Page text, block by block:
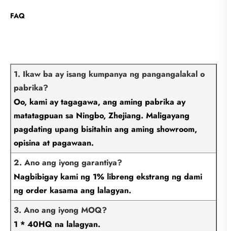
FAQ
1. Ikaw ba ay isang kumpanya ng pangangalakal o
pabrika?
Oo, kami ay tagagawa, ang aming pabrika ay
matatagpuan sa Ningbo, Zhejiang. Maligayang
pagdating upang bisitahin ang aming showroom,
opisina at pagawaan.
2. Ano ang iyong garantiya?
Nagbibigay kami ng 1% libreng ekstrang ng dami
ng order kasama ang lalagyan.
3. Ano ang iyong MOQ?
1 * 40HQ na lalagyan.